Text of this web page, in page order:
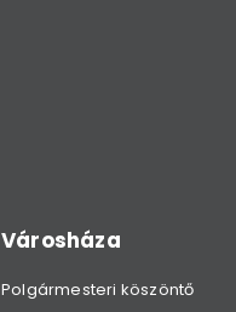
Városháza
Polgármesteri köszöntő